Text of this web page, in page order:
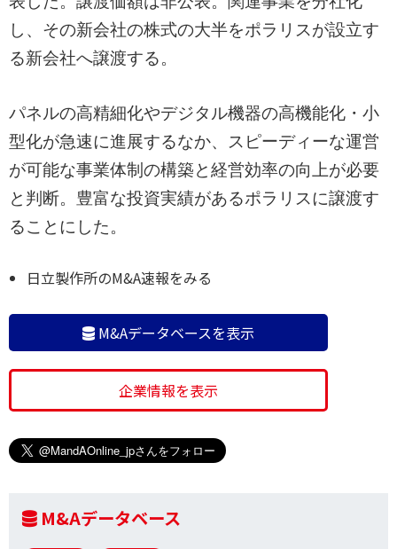
し、その新会社の株式の大半をポラリスが設立す
る新会社へ譲渡する。
パネルの高精細化やデジタル機器の高機能化・小
型化が急速に進展するなか、スピーディーな運営
が可能な事業体制の構築と経営効率の向上が必要
と判断。豊富な投資実績があるポラリスに譲渡す
ることにした。
日立製作所のM&A速報をみる
M&Aデータベースを表示
企業情報を表示
M&Aデータベース